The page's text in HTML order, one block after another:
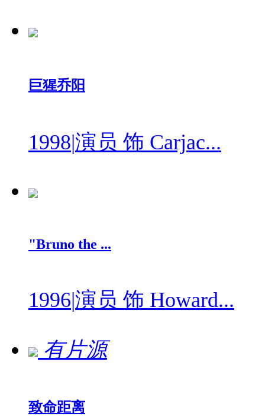
巨猩乔阳
1998|演员 饰 Carjac...
"Bruno the ...
1996|演员 饰 Howard...
有片源
致命距离